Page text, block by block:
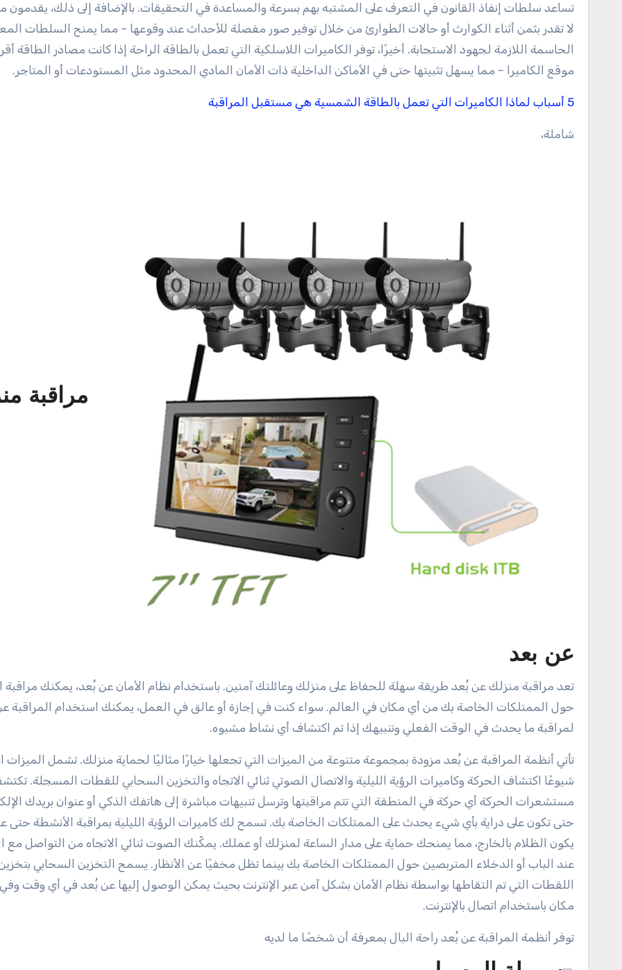
تساعد سلطات إنفاذ القانون في التعرف على المشتبه بهم بسرعة والمساعدة في التحقيقات. بالإضافة إلى ذلك، يقدمون
لا تقدر بثمن أثناء الكوارث أو حالات الطوارئ من خلال توفير صور مفصلة للأحداث عند وقوعها – مما يمنح السلطات
الحاسمة اللازمة لجهود الاستجابة. أخيرًا، توفر الكاميرات اللاسلكية التي تعمل بالطاقة الراحة إذا كانت مصادر الطاقة
موقع الكاميرا – مما يسهل تثبيتها حتى في الأماكن الداخلية ذات الأمان المادي المحدود مثل المستودعات أو المتاجر.
5 أسباب لماذا الكاميرات التي تعمل بالطاقة الشمسية هي مستقبل المراقبة
شاملة،
مراقبة
عن بعد
تعد مراقبة منزلك عن بُعد طريقة سهلة للحفاظ على منزلك وعائلتك آمنين. باستخدام نظام الأمان عن بُعد، يمكنك مراقبة
حول الممتلكات الخاصة بك من أي مكان في العالم. سواء كنت في إجازة أو عالق في العمل، يمكنك استخدام المراقبة
لمراقبة ما يحدث في الوقت الفعلي وتنبيهك إذا تم اكتشاف أي نشاط مشبوه.
تأتي أنظمة المراقبة عن بُعد مزودة بمجموعة متنوعة من الميزات التي تجعلها خيارًا مثاليًا لحماية منزلك. تشمل الميزات
شيوعًا اكتشاف الحركة وكاميرات الرؤية الليلية والاتصال الصوتي ثنائي الاتجاه والتخزين السحابي للقطات المسجلة.
مستشعرات الحركة أي حركة في المنطقة التي تتم مراقبتها وترسل تنبيهات مباشرة إلى هاتفك الذكي أو عنوان بريدك
حتى تكون على دراية بأي شيء يحدث على الممتلكات الخاصة بك. تسمح لك كاميرات الرؤية الليلية بمراقبة الأنشطة حتى
يكون الظلام بالخارج، مما يمنحك حماية على مدار الساعة لمنزلك أو عملك. يمكّنك الصوت ثنائي الاتجاه من التواصل مع
عند الباب أو الدخلاء المتربصين حول الممتلكات الخاصة بك بينما تظل مخفيًا عن الأنظار. يسمح التخزين السحابي
اللقطات التي تم التقاطها بواسطة نظام الأمان بشكل آمن عبر الإنترنت بحيث يمكن الوصول إليها عن بُعد في أي وقت
مكان باستخدام اتصال بالإنترنت.
توفر أنظمة المراقبة عن بُعد راحة البال بمعرفة أن شخصًا ما لديه